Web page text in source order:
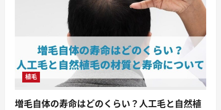
植毛
増毛自体の寿命はどのくらい？人工毛と自然植